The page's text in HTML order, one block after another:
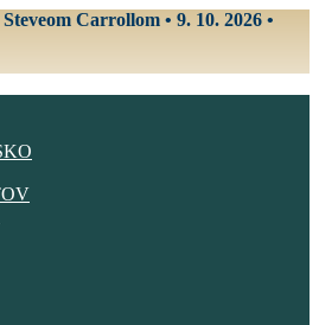
Carrollom • 9. 10. 2026 •